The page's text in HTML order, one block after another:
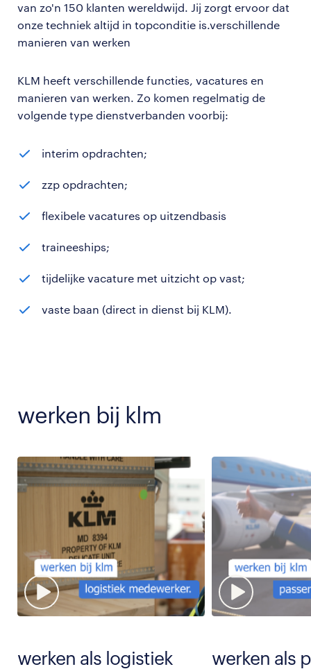
van zo'n 150 klanten wereldwijd. Jij zorgt ervoor dat
onze techniek altijd in topconditie is.verschillende
manieren van werken
KLM heeft verschillende functies, vacatures en
manieren van werken. Zo komen regelmatig de
volgende type dienstverbanden voorbij:
interim opdrachten;
zzp opdrachten;
flexibele vacatures op uitzendbasis
traineeships;
tijdelijke vacature met uitzicht op vast;
vaste baan (direct in dienst bij KLM).
werken bij klm
werken als logistiek
werken als